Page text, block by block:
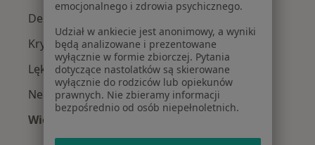
Depresja w
Kryzys emocjonalny w
Lęki w
Nerwica w
Więcej (4)
Więcej w kategorii: Najczęście leczone choroby
emocjonalnego i zdrowia psychicznego.
Udział w ankiecie jest anonimowy, a wyniki
będą analizowane i prezentowane
wyłącznie w formie zbiorczej. Pytania
dotyczące nastolatków są skierowane
wyłącznie do rodziców lub opiekunów
prawnych. Nie zbieramy informacji
bezpośrednio od osób niepełnoletnich.